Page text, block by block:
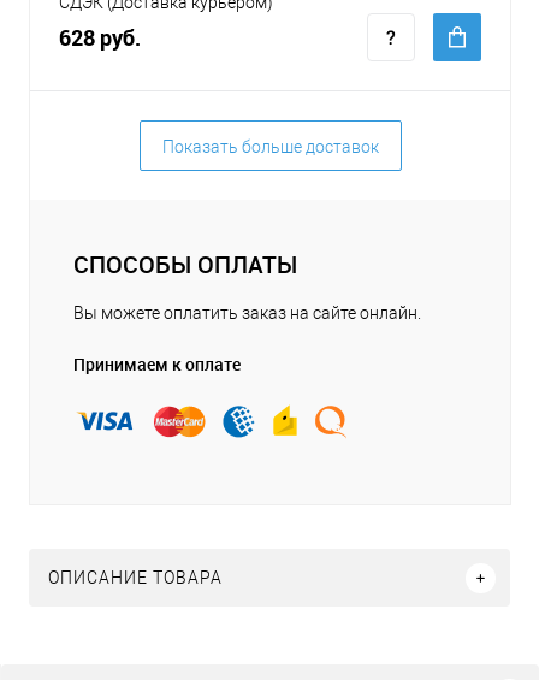
628 руб.
Показать больше доставок
СПОСОБЫ ОПЛАТЫ
Вы можете оплатить заказ на сайте онлайн.
Принимаем к оплате
ОПИСАНИЕ ТОВАРА